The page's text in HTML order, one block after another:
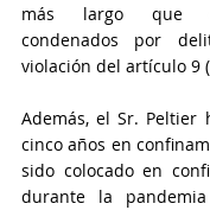
más largo que
condenados por
violación del artículo 9
Además, el Sr. Peltier
cinco años en
sido colocado en
durante la